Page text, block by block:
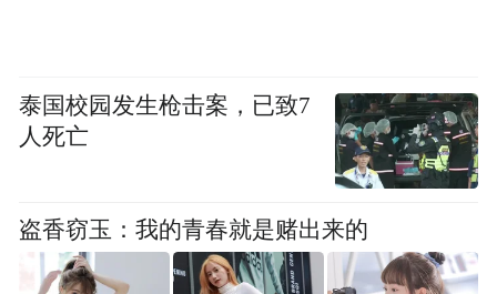
色最鲜明的全产业链。目前，东昌府区葫芦
种植户4500余户，加工经营户1500余户，种
植葫芦品种30余种，种植面积达到1.3万亩，
地。
泰国校园发生枪击案，已致7
人死亡
盗香窃玉：我的青春就是赌出来的